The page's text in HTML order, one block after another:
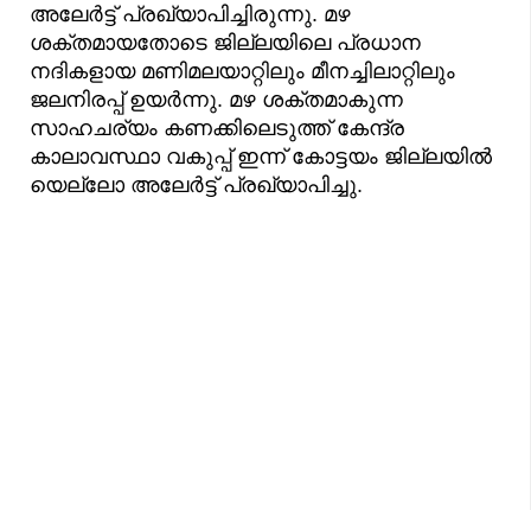
അലേർട്ട് പ്രഖ്യാപിച്ചിരുന്നു. മഴ
ശക്തമായതോടെ ജില്ലയിലെ പ്രധാന
നദികളായ മണിമലയാറ്റിലും മീനച്ചിലാറ്റിലും
ജലനിരപ്പ് ഉയർന്നു. മഴ ശക്തമാകുന്ന
സാഹചര്യം കണക്കിലെടുത്ത് കേന്ദ്ര
കാലാവസ്ഥാ വകുപ്പ് ഇന്ന് കോട്ടയം ജില്ലയിൽ
യെല്ലോ അലേർട്ട് പ്രഖ്യാപിച്ചു.